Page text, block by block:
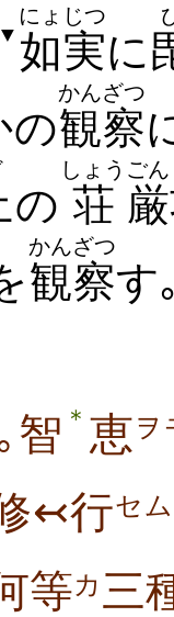
▼ 如実
にょじつ
に
の観察
かんざつ
の 荘
しょう
厳
ごん
観察
かんざつ
智 ＊ 恵ヲ
↢行セ
等カ 三